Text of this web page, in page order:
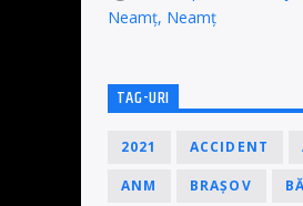
Neamț, Neamț
TAG-URI
2021 ACCIDENT
ANM BRAȘOV